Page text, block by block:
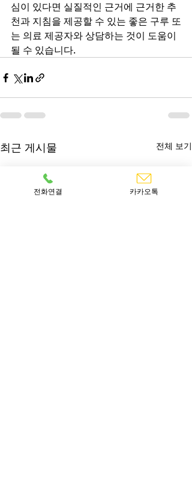
심이 있다면 실질적인 근거에 근거한 추
천과 지침을 제공할 수 있는 좋은 구루 또
는 의료 제공자와 상담하는 것이 도움이
될 수 있습니다.
최근 게시물 전체 보기
전화연결 카카오톡